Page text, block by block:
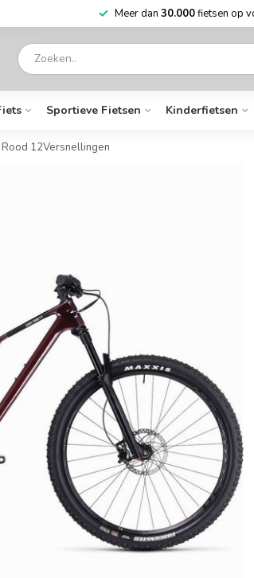
Niet goed?Geld terug
Sportieve Fietsen Kinderfietsen
12Versnellingen